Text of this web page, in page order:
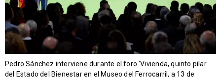
Pedro Sánchez interviene durante el foro 'Vivienda, quinto pilar
del Estado del Bienestar en el Museo del Ferrocarril, a 13 de